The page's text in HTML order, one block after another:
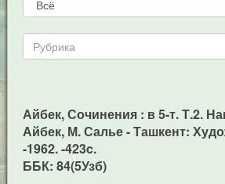
Айбек, Сочинения : в 5-т. Т.2.
Айбек, М. Салье - Ташкент:
-1962. -423c.
ББК: 84(5Узб)